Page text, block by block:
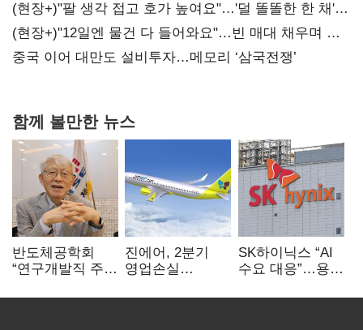
숙제
(현장+)"팔 생각 접고 호가 높여요"…'덜 똘똘한 한 채'
20억 키맞추기
(현장+)"12일엔 물건 다 들어와요"…빈 매대 채우며 문
연 홈플러스
중국 이어 대만도 설비투자…메모리 ‘삼국전쟁’
함께 볼만한 뉴스
반도체공학회
“연구개발직 주
개선해야”
진에어, 2분기
영업손실
상승 여파
SK하이닉스 “AI
수요 대응”…용인
투자